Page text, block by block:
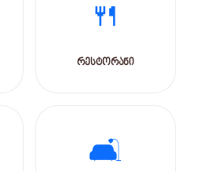
🍴
რესტორანი
🛋️